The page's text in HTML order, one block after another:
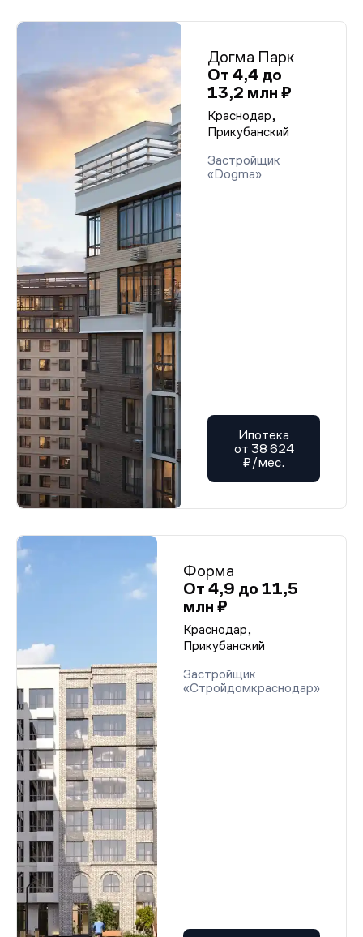
Догма Парк
От 4,4 до
13,2 млн ₽
Краснодар,
Прикубанский
Застройщик
«Dogma»
Ипотека
от 38 624
₽/мес.
Форма
От 4,9 до 11,5
млн ₽
Краснодар,
Прикубанский
Застройщик
«Стройдомкраснодар»